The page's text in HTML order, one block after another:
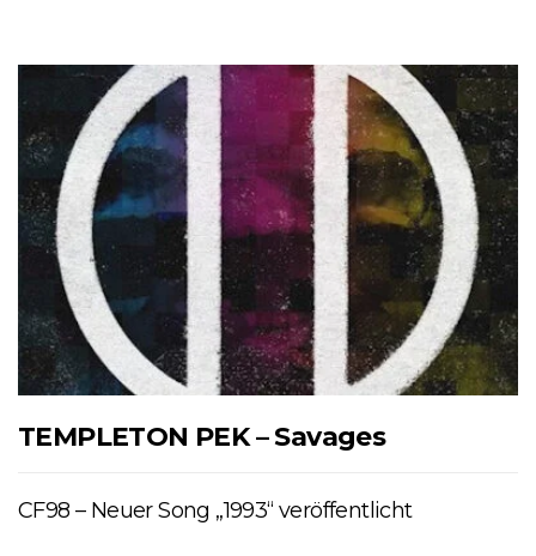
TEMPLETON PEK – Savages
CF98 – Neuer Song „1993“ veröffentlicht